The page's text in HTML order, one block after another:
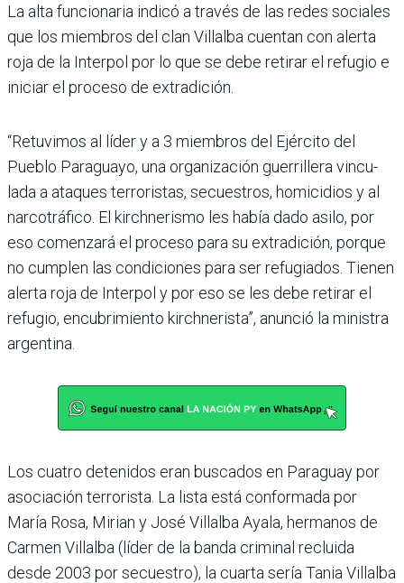
La alta funcionaria indicó a través de las redes sociales
que los miembros del clan Villalba cuentan con alerta
roja de la Interpol por lo que se debe retirar el refugio e
ini­ciar el proceso de extradición.
“Retuvimos al líder y a 3 miembros del Ejército del
Pueblo Paraguayo, una orga­nización guerrillera vincu­
lada a ataques terroristas, secuestros, homicidios y al
narcotráfico. El kirchne­rismo les había dado asilo, por
eso comenzará el proceso para su extradición, porque
no cumplen las condiciones para ser refugiados. Tienen
alerta roja de Interpol y por eso se les debe retirar el
refu­gio, encubrimiento kirchne­rista”, anunció la ministra
argentina.
Los cuatro detenidos eran buscados en Paraguay por
asociación terrorista. La lista está conformada por
María Rosa, Mirian y José Villalba Ayala, hermanos de
Carmen Villalba (líder de la banda criminal recluida
desde 2003 por secuestro), la cuarta sería Tania Villalba